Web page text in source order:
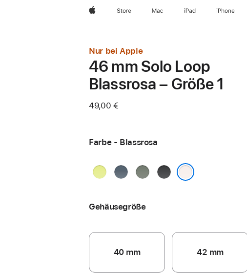
Apple Store Mac iPad iPhone
Nur bei Apple
46 mm Solo Loop
Blassrosa – Größe 1
49,00 €
Farbe - Blassrosa
NeongelbMaritimblauGrüngrauSchwarz
Gehäusegröße
40 mm 42 mm